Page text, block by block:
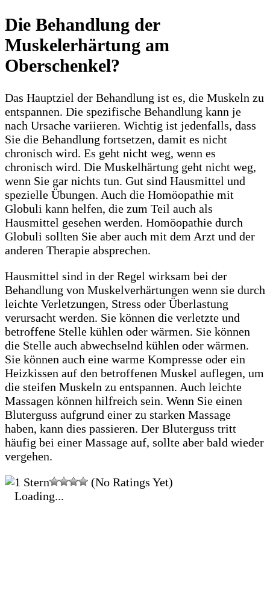
Die Behandlung der
Muskelerhärtung am
Oberschenkel?
Das Hauptziel der Behandlung ist es, die Muskeln zu
entspannen. Die spezifische Behandlung kann je
nach Ursache variieren. Wichtig ist jedenfalls, dass
Sie die Behandlung fortsetzen, damit es nicht
chronisch wird. Es geht nicht weg, wenn es
chronisch wird. Die Muskelhärtung geht nicht weg,
wenn Sie gar nichts tun. Gut sind Hausmittel und
spezielle Übungen. Auch die Homöopathie mit
Globuli kann helfen, die zum Teil auch als
Hausmittel gesehen werden. Homöopathie durch
Globuli sollten Sie aber auch mit dem Arzt und der
anderen Therapie absprechen.
Hausmittel sind in der Regel wirksam bei der
Behandlung von Muskelverhärtungen wenn sie durch
leichte Verletzungen, Stress oder Überlastung
verursacht werden. Sie können die verletzte und
betroffene Stelle kühlen oder wärmen. Sie können
die Stelle auch abwechselnd kühlen oder wärmen.
Sie können auch eine warme Kompresse oder ein
Heizkissen auf den betroffenen Muskel auflegen, um
die steifen Muskeln zu entspannen. Auch leichte
Massagen können hilfreich sein. Wenn Sie einen
Bluterguss aufgrund einer zu starken Massage
haben, kann dies passieren. Der Bluterguss tritt
häufig bei einer Massage auf, sollte aber bald wieder
vergehen.
(No Ratings Yet)
Loading...